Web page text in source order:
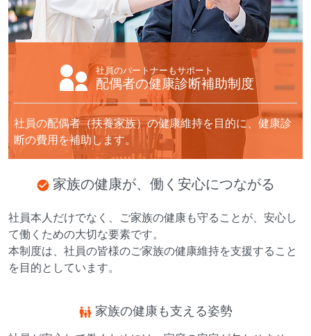
社員のパートナーもサポート
配偶者の健康診断補助制度
社員の配偶者（扶養家族）の健康維持を目的に、 健康診
断の費用を補助します。
家族の健康が、働く安心につながる
社員本人だけでなく、ご家族の健康も守ることが、安心し
て働くための大切な要素です。
本制度は、社員の皆様のご家族の健康維持を支援すること
を目的としています。
家族の健康も支える姿勢